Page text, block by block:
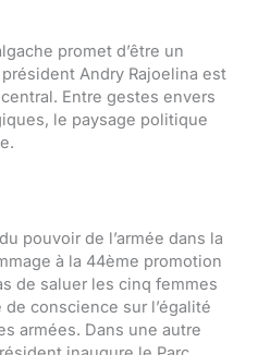
promet d’être un
Andry Rajoelina est
Entre gestes envers
le paysage politique
pouvoir de l’armée dans la
à la 44ème promotion
de saluer les cinq femmes
conscience sur l’égalité
armées. Dans une autre